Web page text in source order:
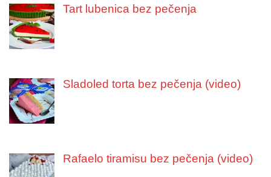
Tart lubenica bez pečenja
Sladoled torta bez pečenja (video)
Rafaelo tiramisu bez pečenja (video)